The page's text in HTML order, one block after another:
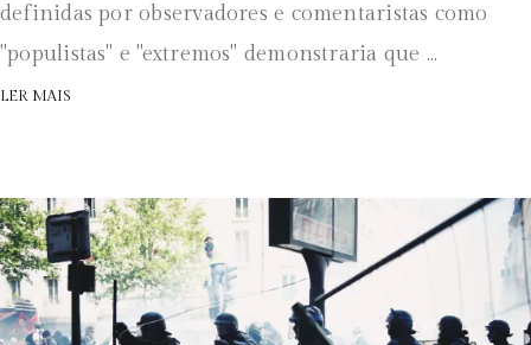
definidas por observadores e comentaristas como
"populistas" e "extremos" demonstraria que ...
LER MAIS